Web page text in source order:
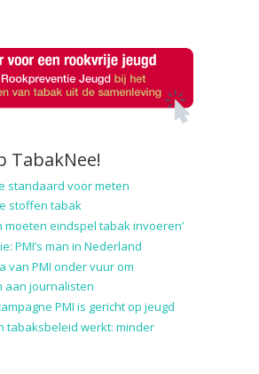
TabakNee!
standaard voor meten
stoffen tabak
moeten eindspel tabak invoeren’
PMI’s man in Nederland
van PMI onder vuur om
aan journalisten
PMI is gericht op jeugd
tabaksbeleid werkt: minder